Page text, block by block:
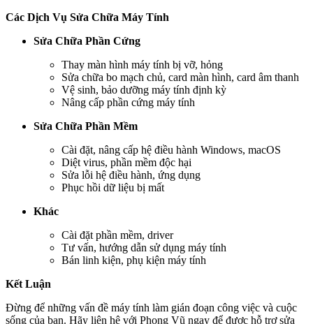
Các Dịch Vụ Sửa Chữa Máy Tính
Sửa Chữa Phần Cứng
Thay màn hình máy tính bị vỡ, hỏng
Sửa chữa bo mạch chủ, card màn hình, card âm thanh
Vệ sinh, bảo dưỡng máy tính định kỳ
Nâng cấp phần cứng máy tính
Sửa Chữa Phần Mềm
Cài đặt, nâng cấp hệ điều hành Windows, macOS
Diệt virus, phần mềm độc hại
Sửa lỗi hệ điều hành, ứng dụng
Phục hồi dữ liệu bị mất
Khác
Cài đặt phần mềm, driver
Tư vấn, hướng dẫn sử dụng máy tính
Bán linh kiện, phụ kiện máy tính
Kết Luận
Đừng để những vấn đề máy tính làm gián đoạn công việc và cuộc
sống của bạn. Hãy liên hệ với Phong Vũ ngay để được hỗ trợ sửa